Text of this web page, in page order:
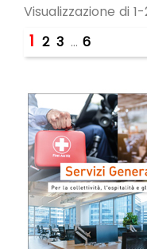
Visualizzazione di
1 2 3 … 6